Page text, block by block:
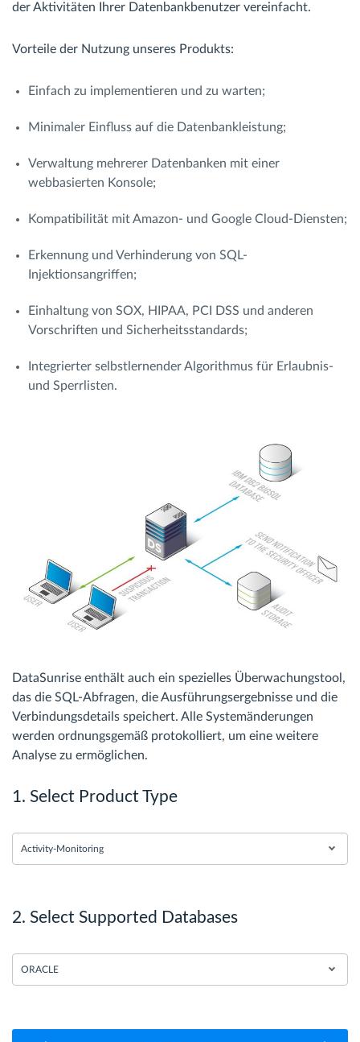
der Aktivitäten Ihrer Datenbankbenutzer vereinfacht.
Vorteile der Nutzung unseres Produkts:
Einfach zu implementieren und zu warten;
Minimaler Einfluss auf die Datenbankleistung;
Verwaltung mehrerer Datenbanken mit einer
webbasierten Konsole;
Kompatibilität mit Amazon- und Google Cloud-Diensten;
Erkennung und Verhinderung von SQL-
Injektionsangriffen;
Einhaltung von SOX, HIPAA, PCI DSS und anderen
Vorschriften und Sicherheitsstandards;
Integrierter selbstlernender Algorithmus für Erlaubnis-
und Sperrlisten.
DataSunrise enthält auch ein spezielles Überwachungstool,
das die SQL-Abfragen, die Ausführungsergebnisse und die
Verbindungsdetails speichert. Alle Systemänderungen
werden ordnungsgemäß protokolliert, um eine weitere
Analyse zu ermöglichen.
1. Select Product Type
Activity-Monitoring
2. Select Supported Databases
ORACLE